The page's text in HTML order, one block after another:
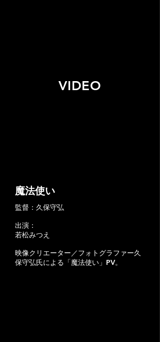
VIDEO
魔法使い
監督：久保守弘
出演：
若松みつえ
映像クリエーター／フォトグラファー久
保守弘氏による「魔法使い」PV。